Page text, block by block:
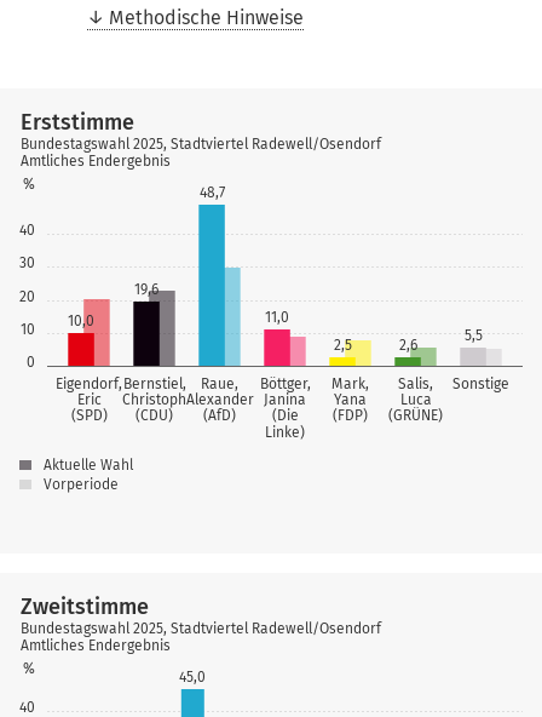
Methodische Hinweise
0
10
20
30
40
%
Eigendorf,
Eric
(SPD)
Bernstiel,
Christoph
(CDU)
Raue,
Alexander
(AfD)
Böttger,
Janina
(Die
Linke)
Mark,
Yana
(FDP)
Salis,
Luca
(GRÜNE)
Sonstige
10,0
19,6
48,7
11,0
2,5
2,6
5,5
Erststimme
Bundestagswahl 2025, Stadtviertel Radewell/Osendorf
Amtliches Endergebnis
Aktuelle Wahl
Vorperiode
40
%
45,0
Zweitstimme
Bundestagswahl 2025, Stadtviertel Radewell/Osendorf
Amtliches Endergebnis